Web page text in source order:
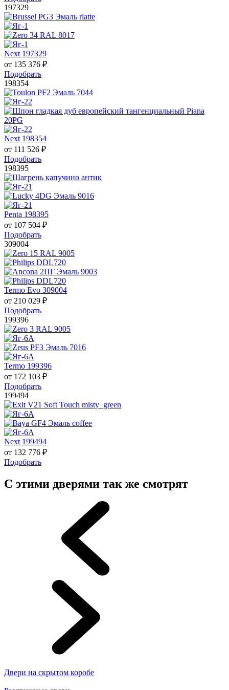
197329
Next 197329
от 135 376 ₽
Подобрать
198354
Next 198354
от 111 526 ₽
Подобрать
198395
Penta 198395
от 107 504 ₽
Подобрать
309004
Termo Evo 309004
от 210 029 ₽
Подобрать
199396
Termo 199396
от 172 103 ₽
Подобрать
199494
Next 199494
от 132 776 ₽
Подобрать
С этими дверями так же смотрят
Двери на скрытом коробе